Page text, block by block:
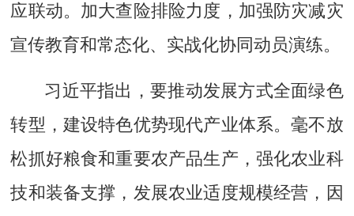
应联动。加大查险排险力度，加强防灾减灾
宣传教育和常态化、实战化协同动员演练。
习近平指出，要推动发展方式全面绿色
转型，建设特色优势现代产业体系。毫不放
松抓好粮食和重要农产品生产，强化农业科
技和装备支撑，发展农业适度规模经营，因